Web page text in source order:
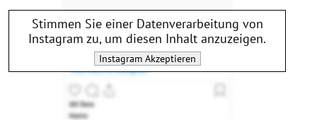
Stimmen Sie einer Datenverarbeitung von
Instagram zu, um diesen Inhalt anzuzeigen.
InstagramAkzeptieren